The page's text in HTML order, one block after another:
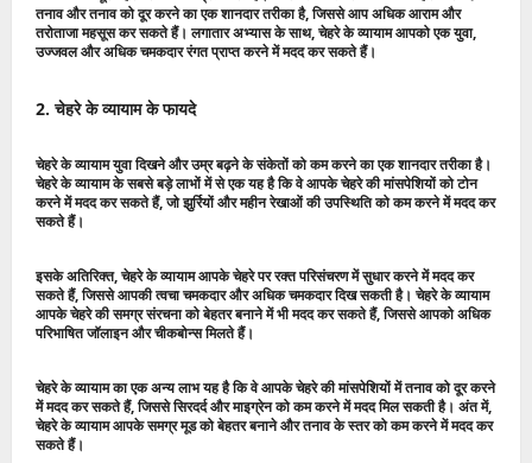
तनाव और तनाव को दूर करने का एक शानदार तरीका है, जिससे आप अधिक आराम और
तरोताजा महसूस कर सकते हैं। लगातार अभ्यास के साथ, चेहरे के व्यायाम आपको एक युवा,
उज्जवल और अधिक चमकदार रंगत प्राप्त करने में मदद कर सकते हैं।
2. चेहरे के व्यायाम के फायदे
चेहरे के व्यायाम युवा दिखने और उम्र बढ़ने के संकेतों को कम करने का एक शानदार तरीका है।
चेहरे के व्यायाम के सबसे बड़े लाभों में से एक यह है कि वे आपके चेहरे की मांसपेशियों को टोन
करने में मदद कर सकते हैं, जो झुर्रियों और महीन रेखाओं की उपस्थिति को कम करने में मदद कर
सकते हैं।
इसके अतिरिक्त, चेहरे के व्यायाम आपके चेहरे पर रक्त परिसंचरण में सुधार करने में मदद कर
सकते हैं, जिससे आपकी त्वचा चमकदार और अधिक चमकदार दिख सकती है। चेहरे के व्यायाम
आपके चेहरे की समग्र संरचना को बेहतर बनाने में भी मदद कर सकते हैं, जिससे आपको अधिक
परिभाषित जॉलाइन और चीकबोन्स मिलते हैं।
चेहरे के व्यायाम का एक अन्य लाभ यह है कि वे आपके चेहरे की मांसपेशियों में तनाव को दूर करने
में मदद कर सकते हैं, जिससे सिरदर्द और माइग्रेन को कम करने में मदद मिल सकती है। अंत में,
चेहरे के व्यायाम आपके समग्र मूड को बेहतर बनाने और तनाव के स्तर को कम करने में मदद कर
सकते हैं।